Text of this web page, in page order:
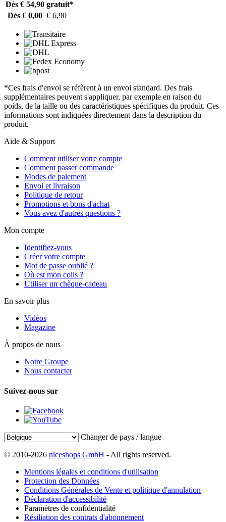
Dès € 54,90 gratuit*
Dès € 0,00 € 6,90
*Ces frais d'envoi se réfèrent à un envoi standard. Des frais
supplémentaires peuvent s'appliquer, par exemple en raison du
poids, de la taille ou des caractéristiques spécifiques du produit. Ces
informations sont indiquées directement dans la description du
produit.
Aide & Support
Comment utiliser votre compte
Comment passer commande
Modes de paiement
Envoi et livraison
Politique de retour
Promotions et bons d'achat
Vous avez d'autres questions ?
Mon compte
Identifiez-vous
Créer votre compte
Mot de passe oublié ?
Où est mon colis ?
Utiliser un chèque-cadeau
En savoir plus
Vidéos
Magazine
À propos de nous
Notre Groupe
Nous contacter
Suivez-nous sur
Changer de pays / langue
© 2010-2026 niceshops GmbH - All rights reserved.
Mentions légales et conditions d'utilisation
Protection des Données
Conditions Générales de Vente et politique d'annulation
Déclaration d'accessibilité
Paramètres de confidentialité
Résiliation des contrats d'abonnement